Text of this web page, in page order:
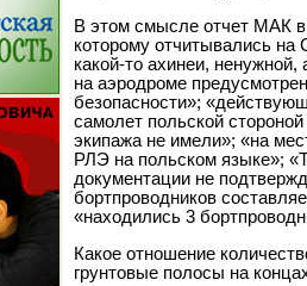
В этом смысле отчет МАК в
которому отчитывались
какой-то ахинеи,
на аэродроме
безопасности»;
самолет польской
экипажа не имели»; «на
РЛЭ на польском языке»;
документации не
бортпроводников
«находились 3
Какое отношение
грунтовые полосы на